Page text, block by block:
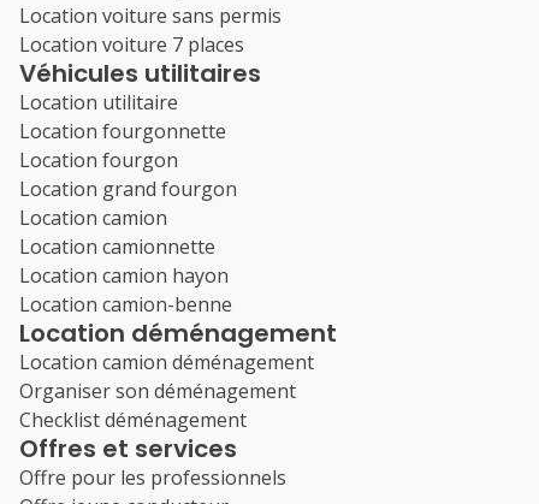
Location voiture sans permis
Location voiture 7 places
Véhicules utilitaires
Location utilitaire
Location fourgonnette
Location fourgon
Location grand fourgon
Location camion
Location camionnette
Location camion hayon
Location camion-benne
Location déménagement
Location camion déménagement
Organiser son déménagement
Checklist déménagement
Offres et services
Offre pour les professionnels